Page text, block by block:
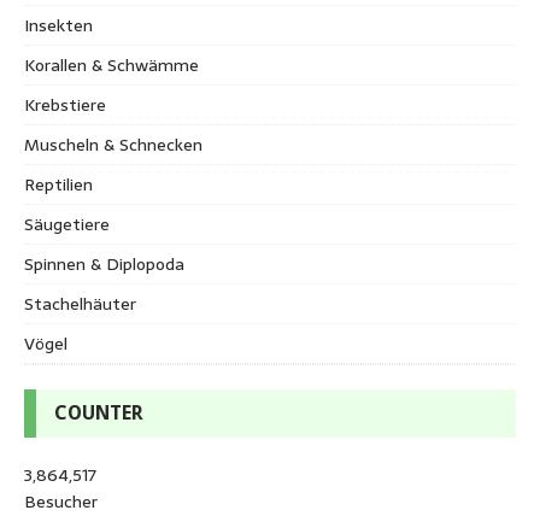
Insekten
Korallen & Schwämme
Krebstiere
Muscheln & Schnecken
Reptilien
Säugetiere
Spinnen & Diplopoda
Stachelhäuter
Vögel
COUNTER
3,864,517
Besucher